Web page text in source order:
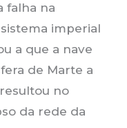
falha na
imperial
a que a nave
de Marte a
no
da rede da